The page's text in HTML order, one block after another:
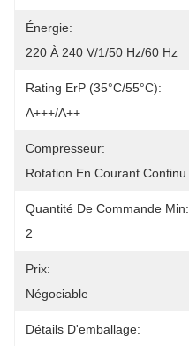
Énergie:
220 À 240 V/1/50 Hz/60 Hz
Rating ErP (35°C/55°C):
A+++/A++
Compresseur:
Rotation En Courant Continu
Quantité De Commande Min:
2
Prix:
Négociable
Détails D'emballage: